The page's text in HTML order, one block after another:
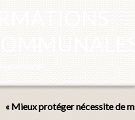
« Mieux protéger nécessite de